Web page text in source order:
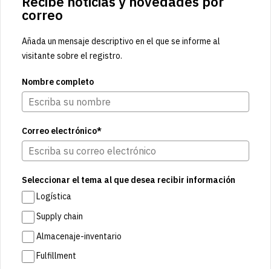
correo
Añada un mensaje descriptivo en el que se informe al
visitante sobre el registro.
Nombre completo
Correo electrónico*
Seleccionar el tema al que desea recibir información
Logística
Supply chain
Almacenaje-inventario
Fulfillment